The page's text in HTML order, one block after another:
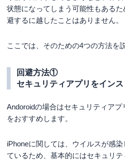
状態になってしまう可能性もある
避するに越したことはありません。
ここでは、そのための4つの方法を
回避方法①
セキュリティアプリをイン
Andoroidの場合はセキュリティア
をおすすめします。
iPhoneに関しては、ウイルスが感
ているため、基本的にはセキュリ